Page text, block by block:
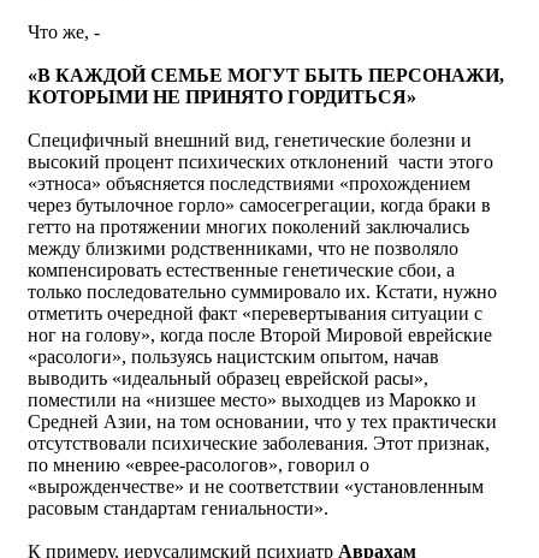
Что же, -
«В КАЖДОЙ СЕМЬЕ МОГУТ БЫТЬ ПЕРСОНАЖИ,
КОТОРЫМИ НЕ ПРИНЯТО ГОРДИТЬСЯ»
Специфичный внешний вид, генетические болезни и
высокий процент психических отклонений части этого
«этноса» объясняется последствиями «прохождением
через бутылочное горло» самосегрегации, когда браки в
гетто на протяжении многих поколений заключались
между близкими родственниками, что не позволяло
компенсировать естественные генетические сбои, а
только последовательно суммировало их. Кстати, нужно
отметить очередной факт «перевертывания ситуации с
ног на голову», когда после Второй Мировой еврейские
«расологи», пользуясь нацистским опытом, начав
выводить «идеальный образец еврейской расы»,
поместили на «низшее место» выходцев из Марокко и
Средней Азии, на том основании, что у тех практически
отсутствовали психические заболевания. Этот признак,
по мнению «еврее-расологов», говорил о
«вырожденчестве» и не соответствии «установленным
расовым стандартам гениальности».
К примеру, иерусалимский психиатр Аврахам